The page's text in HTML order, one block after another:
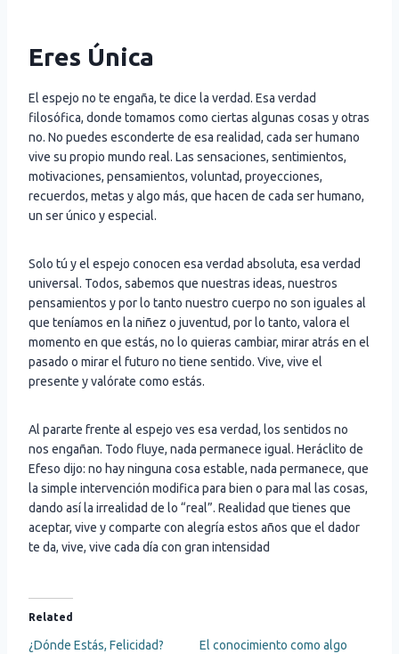
Eres Única
El espejo no te engaña, te dice la verdad. Esa verdad
filosófica, donde tomamos como ciertas algunas cosas y otras
no. No puedes esconderte de esa realidad, cada ser humano
vive su propio mundo real. Las sensaciones, sentimientos,
motivaciones, pensamientos, voluntad, proyecciones,
recuerdos, metas y algo más, que hacen de cada ser humano,
un ser único y especial.
Solo tú y el espejo conocen esa verdad absoluta, esa verdad
universal. Todos, sabemos que nuestras ideas, nuestros
pensamientos y por lo tanto nuestro cuerpo no son iguales al
que teníamos en la niñez o juventud, por lo tanto, valora el
momento en que estás, no lo quieras cambiar, mirar atrás en el
pasado o mirar el futuro no tiene sentido. Vive, vive el
presente y valórate como estás.
Al pararte frente al espejo ves esa verdad, los sentidos no
nos engañan. Todo fluye, nada permanece igual. Heráclito de
Efeso dijo: no hay ninguna cosa estable, nada permanece, que
la simple intervención modifica para bien o para mal las cosas,
dando así la irrealidad de lo “real”. Realidad que tienes que
aceptar, vive y comparte con alegría estos años que el dador
te da, vive, vive cada día con gran intensidad
Related
¿Dónde Estás, Felicidad?
El conocimiento como algo